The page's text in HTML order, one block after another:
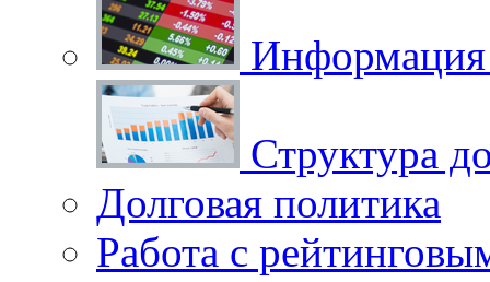
Структура
Долговая политика
Работа с